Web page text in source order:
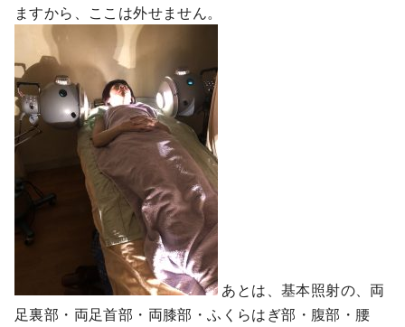
ますから、ここは外せません。
あとは、基本照射の、両
足裏部・両足首部・両膝部・ふくらはぎ部・腹部・腰